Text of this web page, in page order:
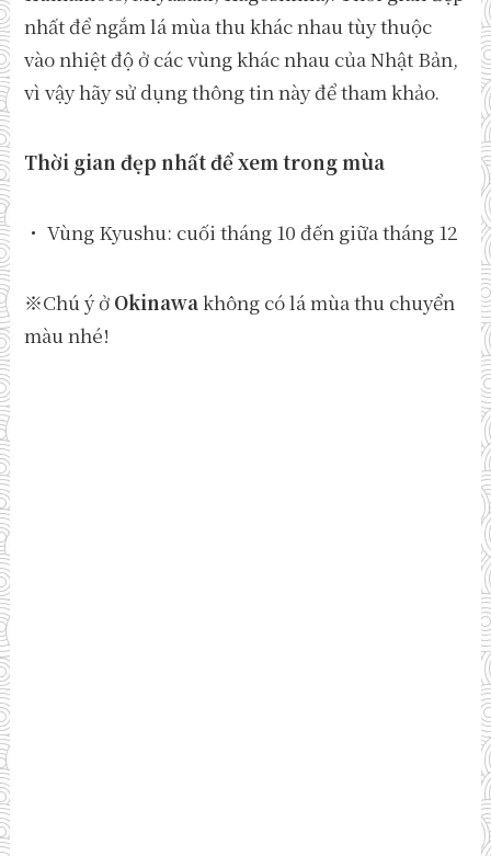
nhất để ngắm lá mùa thu khác nhau tùy thuộc
vào nhiệt độ ở các vùng khác nhau của Nhật Bản,
vì vậy hãy sử dụng thông tin này để tham khảo.
Thời gian đẹp nhất để xem trong mùa
・ Vùng Kyushu: cuối tháng 10 đến giữa tháng 12
※Chú ý ở Okinawakhông có lá mùa thu chuyển
màu nhé!